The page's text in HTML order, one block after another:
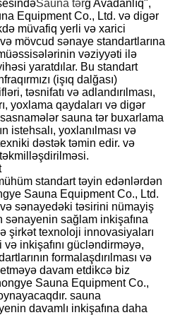
Sauna tərg Avadanlıq",
Equipment Co., Ltd. və digər
müvafiq yerli və xarici
mövcud sənaye standartlarına
vəziyyəti ilə
yaratdılar. Bu standart
(işıq dalğası)
təsnifatı və adlandırılması,
yoxlama qaydaları və digər
sauna tər buxarlama
istehsalı, yoxlanılması və
dəstək təmin edir. və
standart təyin edənlərdən
Sauna Equipment Co., Ltd.
sənayedəki təsirini nümayiş
sənayenin sağlam inkişafına
şirkət texnoloji innovasiyaları
inkişafını gücləndirməyə,
formalaşdırılması və
davam etdikcə biz
Sauna Equipment Co.,
sauna
davamlı inkişafına daha